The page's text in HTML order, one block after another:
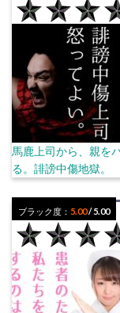
馬鹿上司から、親を
る。誹謗中傷地獄。
ブラック度： 5.00/ 5.00